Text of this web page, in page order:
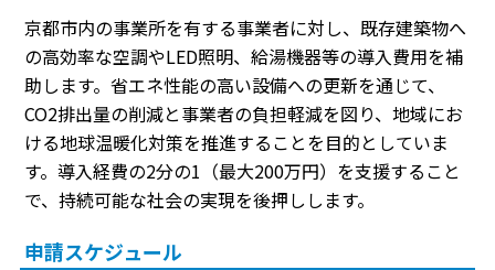
京都市内の事業所を有する事業者に対し、既存建築物へ
の高効率な空調やLED照明、給湯機器等の導入費用を補
助します。省エネ性能の高い設備への更新を通じて、
CO2排出量の削減と事業者の負担軽減を図り、地域にお
ける地球温暖化対策を推進することを目的としていま
す。導入経費の2分の1（最大200万円）を支援すること
で、持続可能な社会の実現を後押しします。
申請スケジュール